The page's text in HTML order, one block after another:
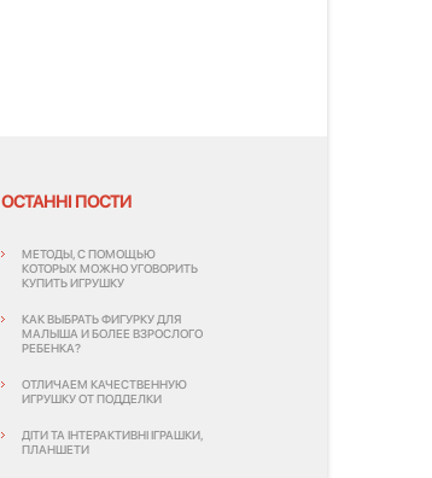
ОСТАННІ ПОСТИ
МЕТОДЫ, С ПОМОЩЬЮ
КОТОРЫХ МОЖНО УГОВОРИТЬ
КУПИТЬ ИГРУШКУ
КАК ВЫБРАТЬ ФИГУРКУ ДЛЯ
МАЛЫША И БОЛЕЕ ВЗРОСЛОГО
РЕБЕНКА?
ОТЛИЧАЕМ КАЧЕСТВЕННУЮ
ИГРУШКУ ОТ ПОДДЕЛКИ
ДІТИ ТА ІНТЕРАКТИВНІ ІГРАШКИ,
ПЛАНШЕТИ